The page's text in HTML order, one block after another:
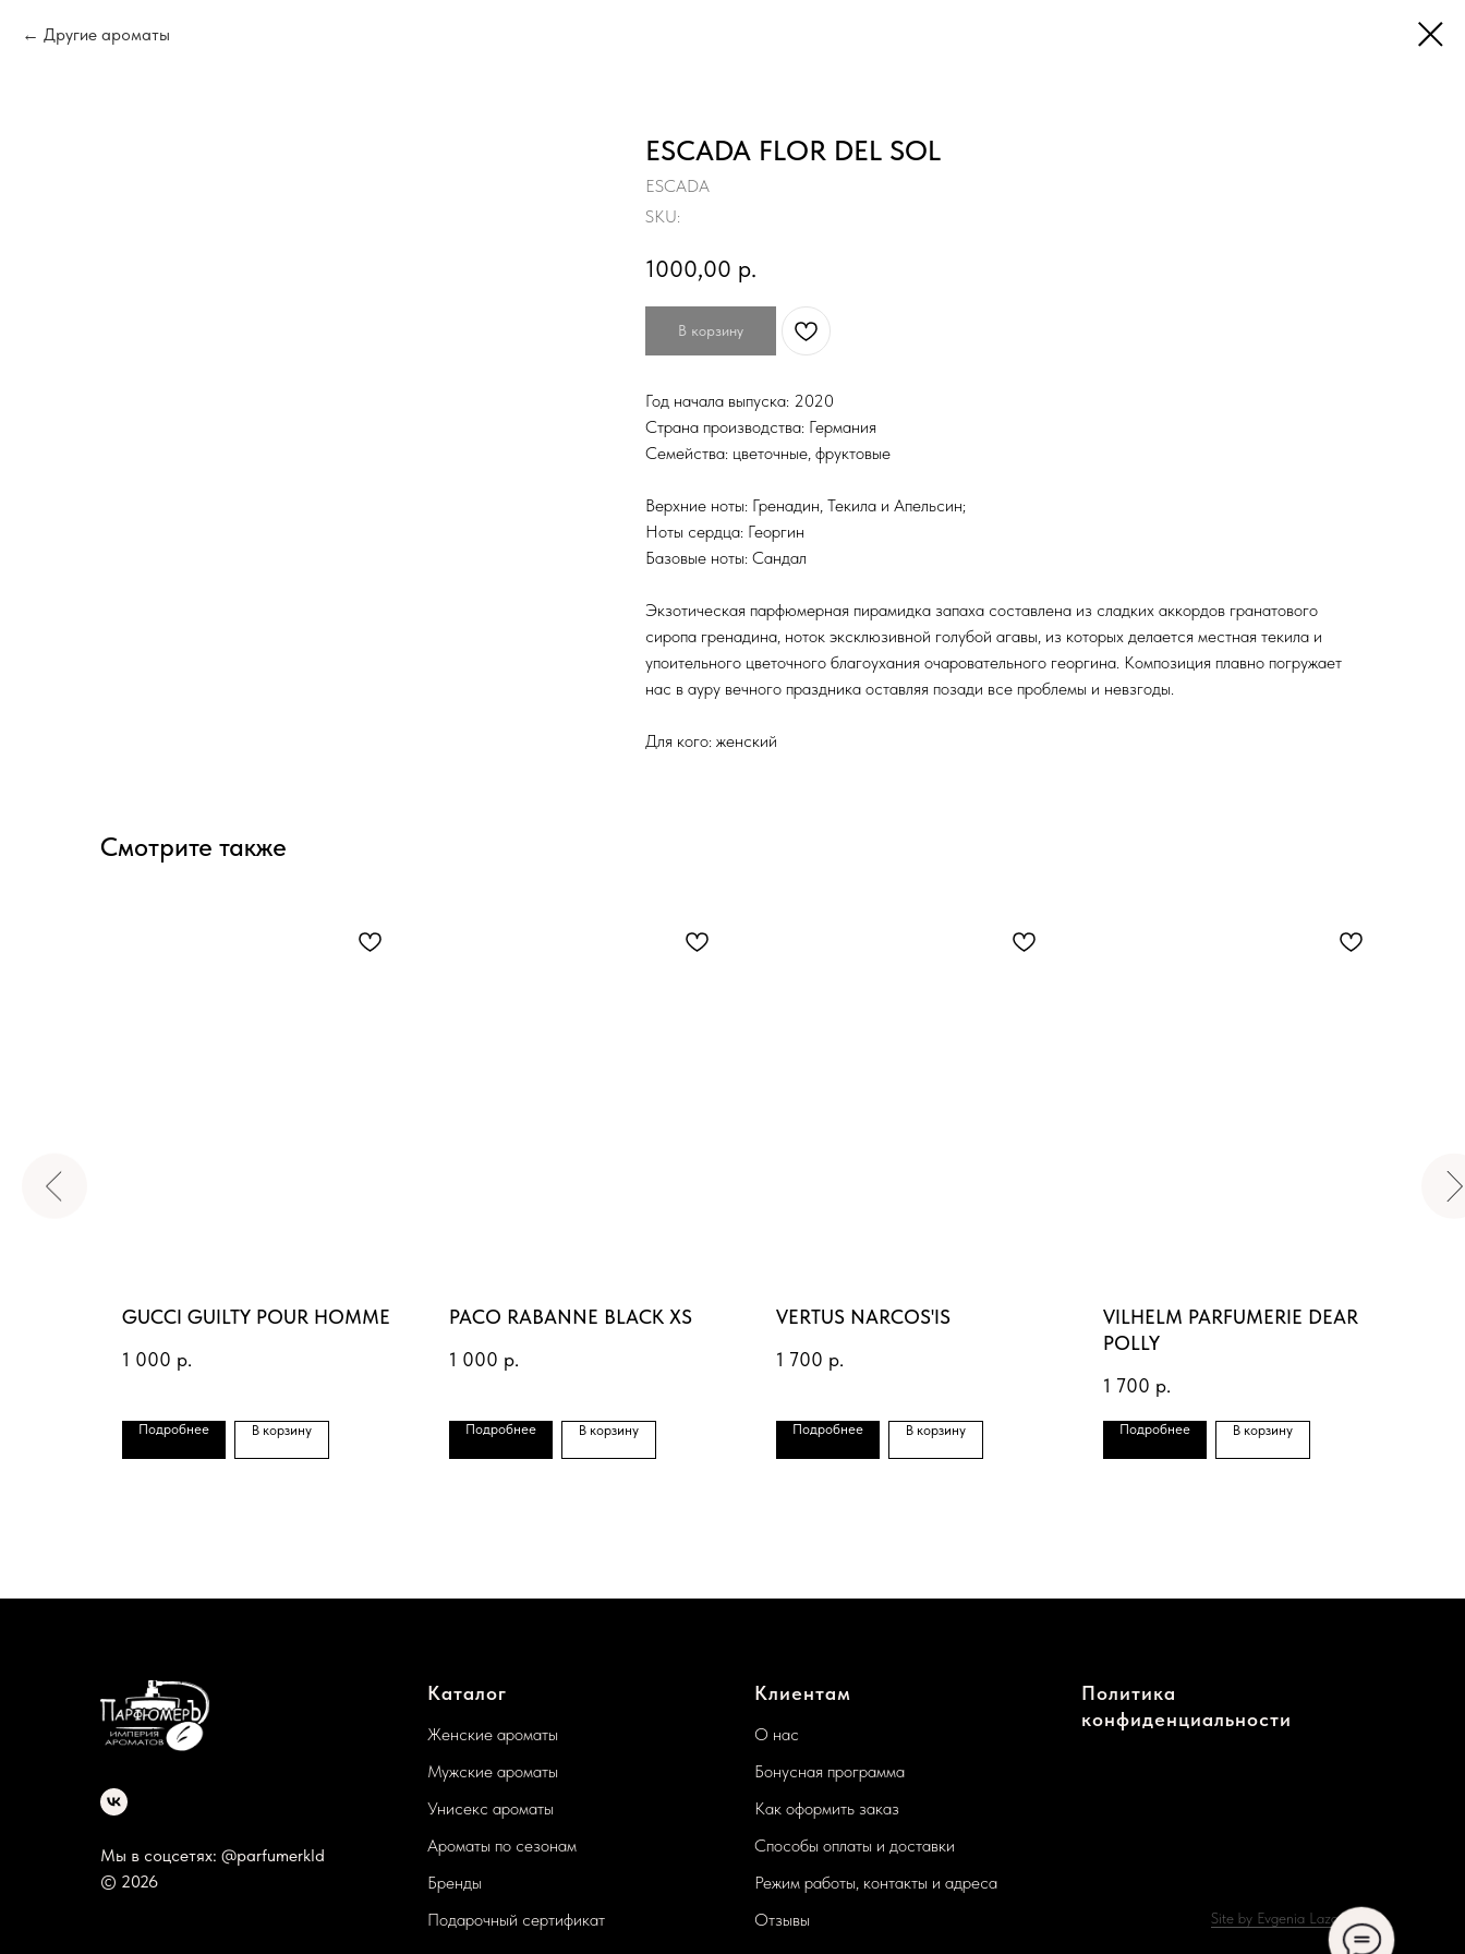
Другие ароматы
ESCADA FLOR DEL SOL
ESCADA
SKU:
1000,00 р.
В корзину
Год начала выпуска: 2020
Страна производства: Германия
Семейства: цветочные, фруктовые
Верхние ноты: Гренадин, Текила и Апельсин;
Ноты сердца: Георгин
Базовые ноты: Сандал
Экзотическая парфюмерная пирамидка запаха составлена из сладких аккордов гранатового
сиропа гренадина, ноток эксклюзивной голубой агавы, из которых делается местная текила и
упоительного цветочного благоухания очаровательного георгина. Композиция плавно погружает
нас в ауру вечного праздника оставляя позади все проблемы и невзгоды.
Для кого: женский
Смотрите также
GUCCI GUILTY POUR HOMME
1 000 р.
Подробнее В корзину
PACO RABANNE BLACK XS
1 000 р.
Подробнее В корзину
VERTUS NARCOS'IS
1 700 р.
Подробнее В корзину
VILHELM PARFUMERIE DEAR
POLLY
1 700 р.
Подробнее В корзину
Мы в соцсетях: @parfumerkld
© 2026
Каталог
Женские ароматы
Мужские ароматы
Унисекс ароматы
Ароматы по сезонам
Бренды
Подарочный сертификат
Клиентам
О нас
Бонусная программа
Как оформить заказ
Способы оплаты и доставки
Режим работы, контакты и адреса
Отзывы
Политика
конфиденциальности
Site by Evgenia Lazareva